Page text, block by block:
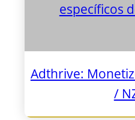
específicos
Adthrive:
/